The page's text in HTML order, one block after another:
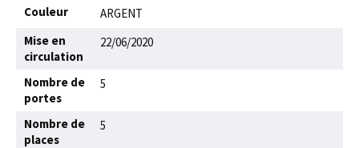
Couleur
ARGENT
Mise en
circulation
22/06/2020
Nombre de
portes
5
Nombre de
places
5